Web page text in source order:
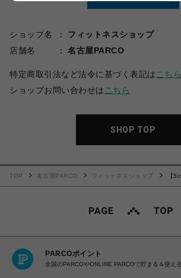
ショップ名
フィットネスショップ
店舗名
名古屋PARCO
特定商取引法など法令に基づく表記は こちら
ショップお問い合わせは こちら
SHOP TOP
TOP 名古屋PARCO フィットネスショップ
【
PARCOポイント
全国のPARCOやONLINE PARCOで貯まる＆使える